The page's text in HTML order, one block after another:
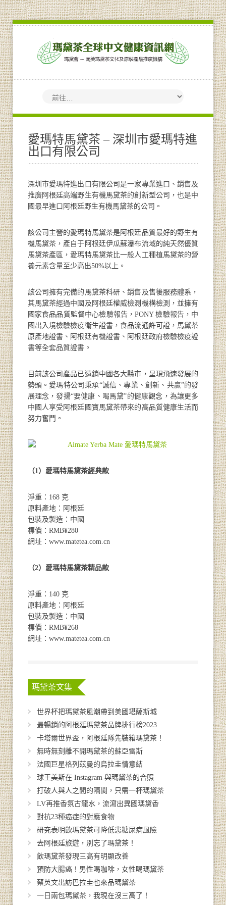
愛瑪特馬黛茶 – 深圳市愛瑪特進
出口有限公司
深圳市愛瑪特進出口有限公司是一家專業進口、銷售及
推廣阿根廷高端野生有機馬黛茶的創新型公司，也是中
國最早進口阿根廷野生有機馬黛茶的公司。
該公司主營的愛瑪特馬黛茶是阿根廷品質最好的野生有
機馬黛茶，產自于阿根廷伊瓜蘇瀑布流域的純天然優質
馬黛茶產區，愛瑪特馬黛茶比一般人工種植馬黛茶的營
養元素含量至少高出50%以上。
該公司擁有完備的馬黛茶科研、銷售及售後服務體系，
其馬黛茶經過中國及阿根廷權威檢測機構檢測，並擁有
國家食品品質監督中心檢驗報告，PONY 檢驗報告，中
國出入境檢驗檢疫衛生證書，食品流通許可證，馬黛茶
原產地證書、阿根廷有機證書、阿根廷政府檢驗檢疫證
書等全套品質證書。
目前該公司產品已遠銷中國各大縣市，呈現飛速發展的
勢頭。愛瑪特公司秉承“誠信、專業、創新、共贏”的發
展理念，發揚“要健康、喝馬黛”的健康觀念，為讓更多
中國人享受阿根廷國寶馬黛茶帶來的高品質健康生活而
努力奮鬥。
（1）愛瑪特馬黛茶經典款
淨重：168 克
原料產地：阿根廷
包裝及製造：中國
標價：RMB¥280
網址：www.matetea.com.cn
（2）愛瑪特馬黛茶精品款
淨重：140 克
原料產地：阿根廷
包裝及製造：中國
標價：RMB¥268
網址：www.matetea.com.cn
瑪黛茶文集
世界杯把瑪黛茶風潮帶到美國堪薩斯城
最暢銷的阿根廷瑪黛茶品牌排行榜2023
卡塔爾世界盃，阿根廷隊先裝箱瑪黛茶！
無時無刻離不開瑪黛茶的蘇亞雷斯
法國巨星格列茲曼的烏拉圭情意結
球王美斯在 Instagram 與瑪黛茶的合照
打破人與人之間的隔閡，只需一杯瑪黛茶
LV再推香氛古龍水，流瀉出異國瑪黛香
對抗23種癌症的對應食物
研究表明飲瑪黛茶可降低患糖尿病風險
去阿根廷旅遊，別忘了瑪黛茶！
飲瑪黛茶發現三高有明顯改善
預防大腸癌！男性喝咖啡，女性喝瑪黛茶
蔡英文出訪巴拉圭也來品瑪黛茶
一日兩包瑪黛茶，我現在沒三高了！